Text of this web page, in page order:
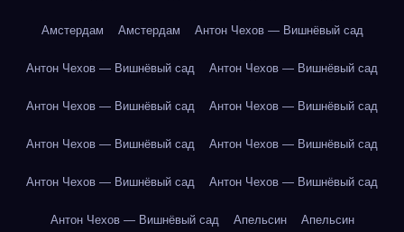
Амстердам Амстердам Антон Чехов — Вишнёвый сад
Антон Чехов — Вишнёвый сад Антон Чехов — Вишнёвый сад
Антон Чехов — Вишнёвый сад Антон Чехов — Вишнёвый сад
Антон Чехов — Вишнёвый сад Антон Чехов — Вишнёвый сад
Антон Чехов — Вишнёвый сад Антон Чехов — Вишнёвый сад
Антон Чехов — Вишнёвый сад Апельсин Апельсин